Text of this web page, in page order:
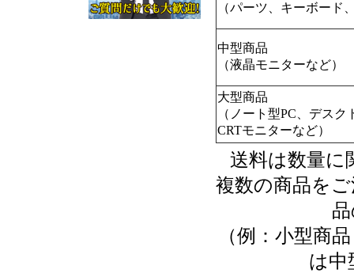
（パーツ、キーボード
中型商品
（液晶モニターなど）
大型商品
（ノート型PC、デスク
CRTモニターなど）
送料は数量に
複数の商品を
（例：小型商
は中